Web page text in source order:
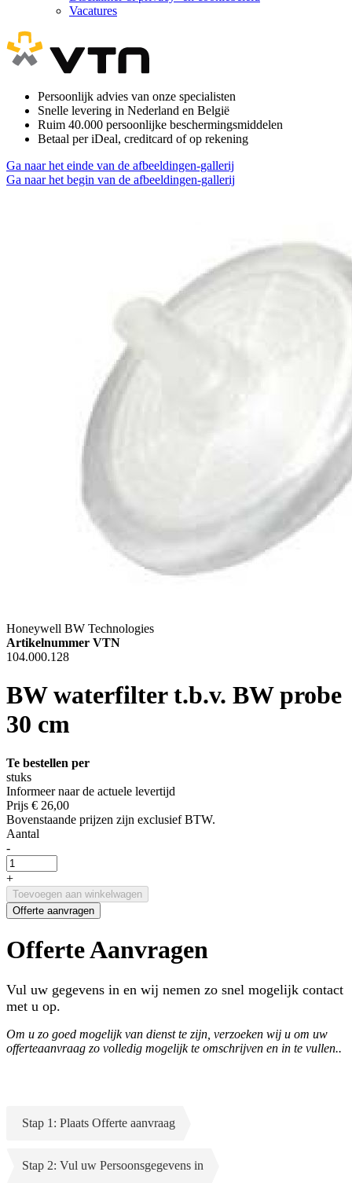
Vacatures
Persoonlijk advies van onze specialisten
Snelle levering in Nederland en België
Ruim 40.000 persoonlijke beschermingsmiddelen
Betaal per iDeal, creditcard of op rekening
Ga naar het einde van de afbeeldingen-gallerij
Ga naar het begin van de afbeeldingen-gallerij
Honeywell BW Technologies
Artikelnummer VTN
104.000.128
BW waterfilter t.b.v. BW probe
30 cm
Te bestellen per
stuks
Informeer naar de actuele levertijd
Prijs € 26,00
Bovenstaande prijzen zijn exclusief BTW.
Aantal
-
+
Toevoegen aan winkelwagen
Offerte aanvragen
Offerte Aanvragen
Vul uw gegevens in en wij nemen zo snel mogelijk contact
met u op.
Om u zo goed mogelijk van dienst te zijn, verzoeken wij u om uw
offerteaanvraag zo volledig mogelijk te omschrijven en in te vullen..
Stap 1: Plaats Offerte aanvraag
Stap 2: Vul uw Persoonsgegevens in